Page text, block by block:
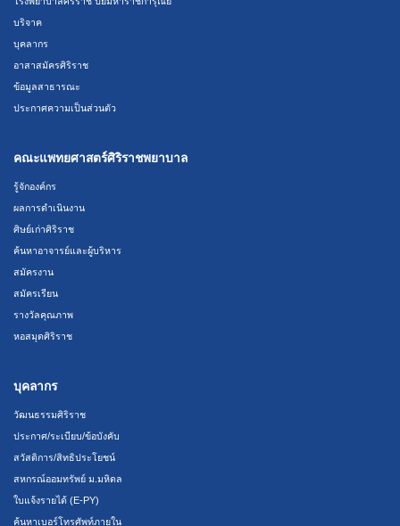
บริจาค
บุคลากร
อาสาสมัครศิริราช
ข้อมูลสาธารณะ
ประกาศความเป็นส่วนตัว
คณะแพทยศาสตร์ศิริราชพยาบาล
รู้จักองค์กร
ผลการดำเนินงาน
ศิษย์เก่าศิริราช
ค้นหาอาจารย์และผู้บริหาร
สมัครงาน
สมัครเรียน
รางวัลคุณภาพ
หอสมุดศิริราช
บุคลากร
วัฒนธรรมศิริราช
ประกาศ/ระเบียบ/ข้อบังคับ
สวัสดิการ/สิทธิประโยชน์
สหกรณ์ออมทรัพย์ ม.มหิดล
ใบแจ้งรายได้ (E-PY)
ค้นหาเบอร์โทรศัพท์ภายใน